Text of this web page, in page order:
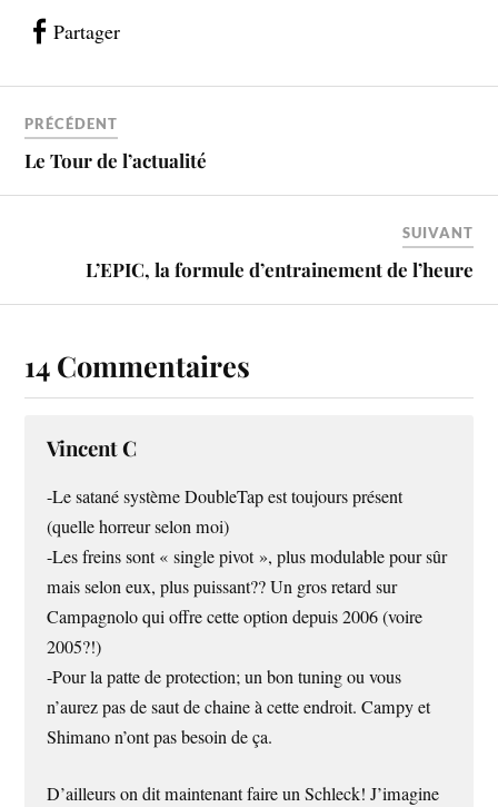
Partager
PRÉCÉDENT
Le Tour de l’actualité
SUIVANT
L’EPIC, la formule d’entrainement de l’heure
14 Commentaires
Vincent C
-Le satané système DoubleTap est toujours présent
(quelle horreur selon moi)
-Les freins sont « single pivot », plus modulable pour sûr
mais selon eux, plus puissant?? Un gros retard sur
Campagnolo qui offre cette option depuis 2006 (voire
2005?!)
-Pour la patte de protection; un bon tuning ou vous
n’aurez pas de saut de chaine à cette endroit. Campy et
Shimano n’ont pas besoin de ça.
D’ailleurs on dit maintenant faire un Schleck! J’imagine